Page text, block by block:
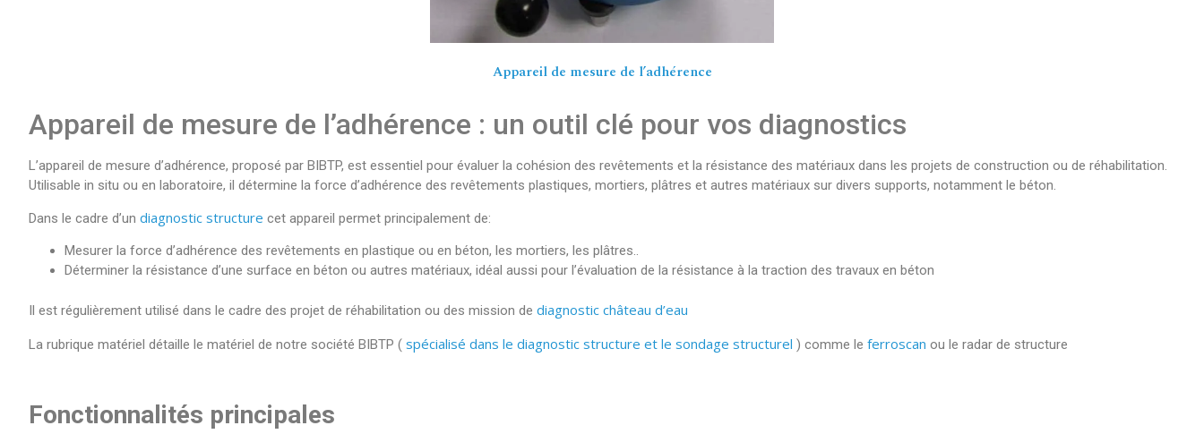
Appareil de mesure de l’adhérence
Appareil de mesure de l’adhérence : un outil clé pour vos diagnostics
L’appareil de mesure d’adhérence, proposé par BIBTP, est essentiel pour évaluer la cohésion des revêtements et la résistance des matériaux dans les projets de construction ou de réhabilitation.
Utilisable in situ ou en laboratoire, il détermine la force d’adhérence des revêtements plastiques, mortiers, plâtres et autres matériaux sur divers supports, notamment le béton.
Dans le cadre d’un diagnostic structure cet appareil permet principalement de:
Mesurer la force d’adhérence des revêtements en plastique ou en béton, les mortiers, les plâtres..
Déterminer la résistance d’une surface en béton ou autres matériaux, idéal aussi pour l’évaluation de la résistance à la traction des travaux en béton
Il est régulièrement utilisé dans le cadre des projet de réhabilitation ou des mission de diagnostic château d’eau
La rubrique matériel détaille le matériel de notre société BIBTP ( spécialisé dans le diagnostic structure et le sondage structurel ) comme le ferroscan ou le radar de structure
Fonctionnalités principales